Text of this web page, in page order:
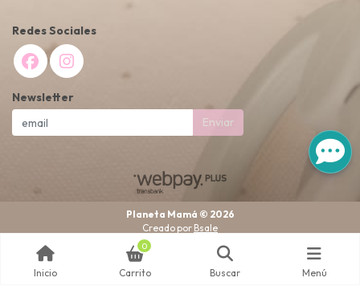
Redes Sociales
Newsletter
Enviar
Planeta Mamá © 2026
Creado por Bsale
Inicio
0
Carrito Buscar Menú